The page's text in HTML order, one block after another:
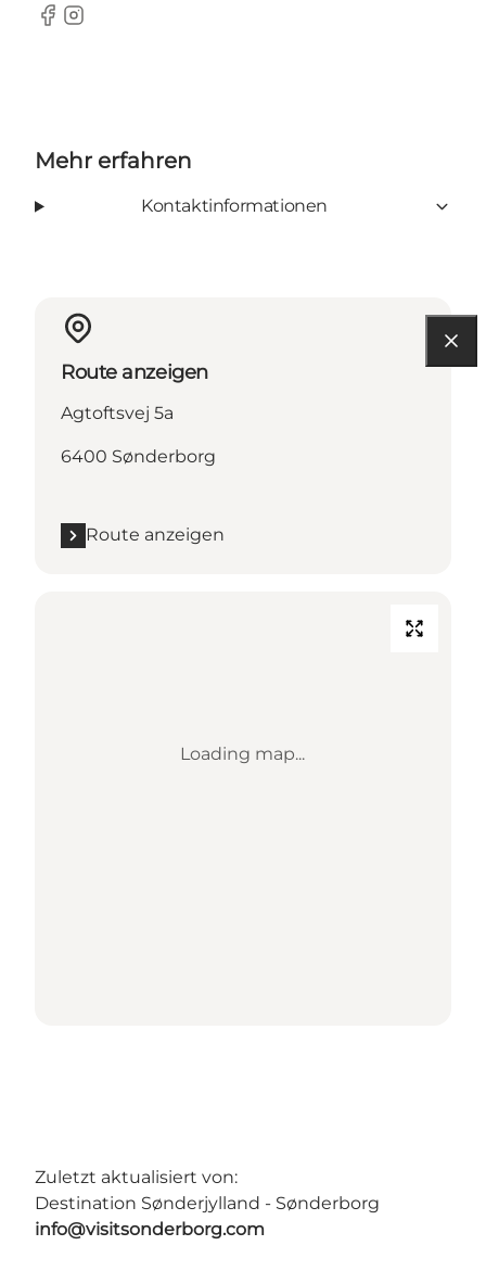
Facebook
instagram
Mehr erfahren
Kontaktinformationen
Route anzeigen
Agtoftsvej 5a
6400 Sønderborg
Route anzeigen
Loading map...
Zuletzt aktualisiert von:
Destination Sønderjylland - Sønderborg
info@visitsonderborg.com